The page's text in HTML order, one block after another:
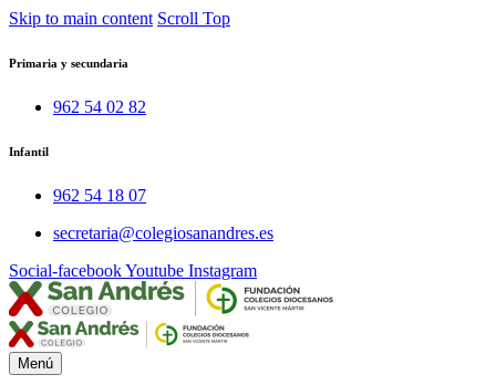
Skip to main content Scroll Top
Primaria y secundaria
962 54 02 82
Infantil
962 54 18 07
secretaria@colegiosanandres.es
Social-facebookYoutube Instagram
Menú